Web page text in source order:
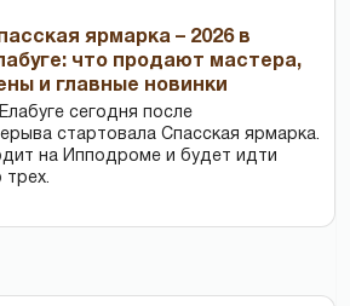
ярмарка – 2026 в
что продают мастера,
и главные новинки
сегодня после
стартовала Спасская ярмарка.
на Ипподроме и будет идти
трех.